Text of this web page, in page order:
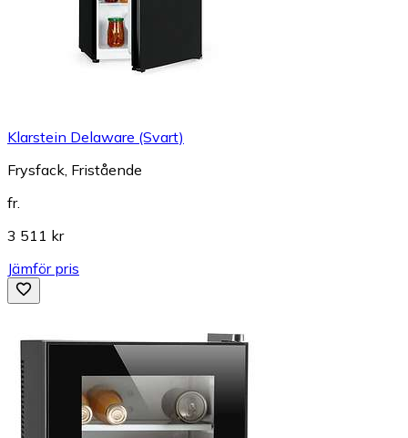
Klarstein Delaware (Svart)
Frysfack, Fristående
fr.
3 511 kr
Jämför pris